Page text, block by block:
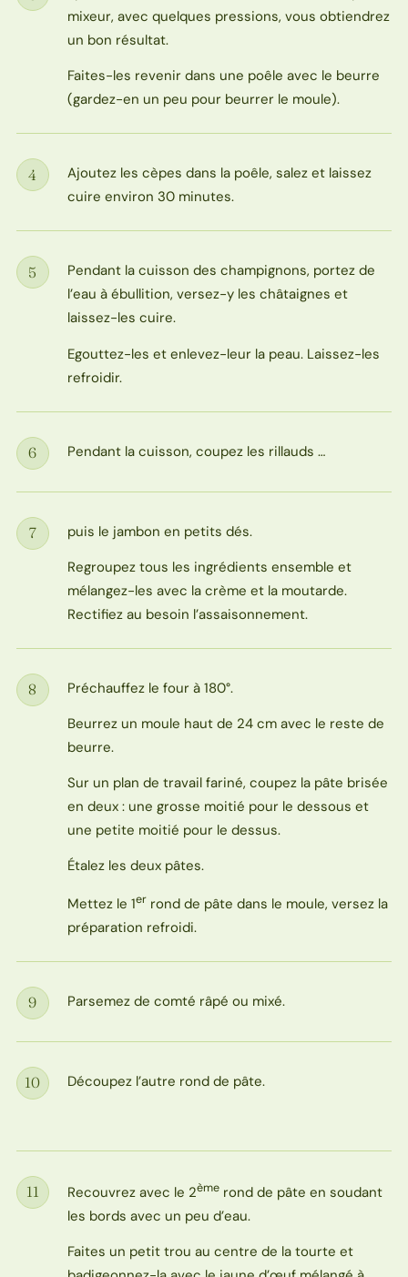
Étape
mixeur, avec quelques pressions, vous obtiendrez
un bon résultat.
Faites-les revenir dans une poêle avec le beurre
(gardez-en un peu pour beurrer le moule).
Étape
4
Ajoutez les cèpes dans la poêle, salez et laissez
cuire environ 30 minutes.
Étape
5
Pendant la cuisson des champignons, portez de
l’eau à ébullition, versez-y les châtaignes et
laissez-les cuire.
Egouttez-les et enlevez-leur la peau. Laissez-les
refroidir.
Étape
6 Pendant la cuisson, coupez les rillauds …
Étape
7
puis le jambon en petits dés.
Regroupez tous les ingrédients ensemble et
mélangez-les avec la crème et la moutarde.
Rectifiez au besoin l’assaisonnement.
Étape
8
Préchauffez le four à 180°.
Beurrez un moule haut de 24 cm avec le reste de
beurre.
Sur un plan de travail fariné, coupez la pâte brisée
en deux : une grosse moitié pour le dessous et
une petite moitié pour le dessus.
Étalez les deux pâtes.
Mettez le 1errond de pâte dans le moule, versez la
préparation refroidi.
Étape
9 Parsemez de comté râpé ou mixé.
Étape
10 Découpez l’autre rond de pâte.
Étape
11 Recouvrez avec le 2èmerond de pâte en soudant
les bords avec un peu d’eau.
Faites un petit trou au centre de la tourte et